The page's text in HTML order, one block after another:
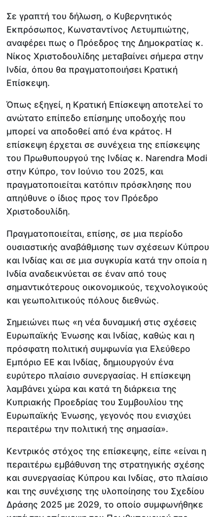
Σε γραπτή του δήλωση, ο Κυβερνητικός
Εκπρόσωπος, Κωνσταντίνος Λετυμπιώτης,
αναφέρει πως ο Πρόεδρος της Δημοκρατίας κ.
Νίκος Χριστοδουλίδης μεταβαίνει σήμερα στην
Ινδία, όπου θα πραγματοποιήσει Κρατική
Επίσκεψη.
Όπως εξηγεί, η Κρατική Επίσκεψη αποτελεί το
ανώτατο επίπεδο επίσημης υποδοχής που
μπορεί να αποδοθεί από ένα κράτος. Η
επίσκεψη έρχεται σε συνέχεια της επίσκεψης
του Πρωθυπουργού της Ινδίας κ. Narendra Modi
στην Κύπρο, τον Ιούνιο του 2025, και
πραγματοποιείται κατόπιν πρόσκλησης που
απηύθυνε ο ίδιος προς τον Πρόεδρο
Χριστοδουλίδη.
Πραγματοποιείται, επίσης, σε μια περίοδο
ουσιαστικής αναβάθμισης των σχέσεων Κύπρου
και Ινδίας και σε μια συγκυρία κατά την οποία η
Ινδία αναδεικνύεται σε έναν από τους
σημαντικότερους οικονομικούς, τεχνολογικούς
και γεωπολιτικούς πόλους διεθνώς.
Σημειώνει πως «η νέα δυναμική στις σχέσεις
Ευρωπαϊκής Ένωσης και Ινδίας, καθώς και η
πρόσφατη πολιτική συμφωνία για Ελεύθερο
Εμπόριο ΕΕ και Ινδίας, δημιουργούν ένα
ευρύτερο πλαίσιο συνεργασίας. Η επίσκεψη
λαμβάνει χώρα και κατά τη διάρκεια της
Κυπριακής Προεδρίας του Συμβουλίου της
Ευρωπαϊκής Ένωσης, γεγονός που ενισχύει
περαιτέρω την πολιτική της σημασία».
Κεντρικός στόχος της επίσκεψης, είπε «είναι η
περαιτέρω εμβάθυνση της στρατηγικής σχέσης
και συνεργασίας Κύπρου και Ινδίας, στο πλαίσιο
και της συνέχισης της υλοποίησης του Σχεδίου
Δράσης 2025 με 2029, το οποίο συμφωνήθηκε